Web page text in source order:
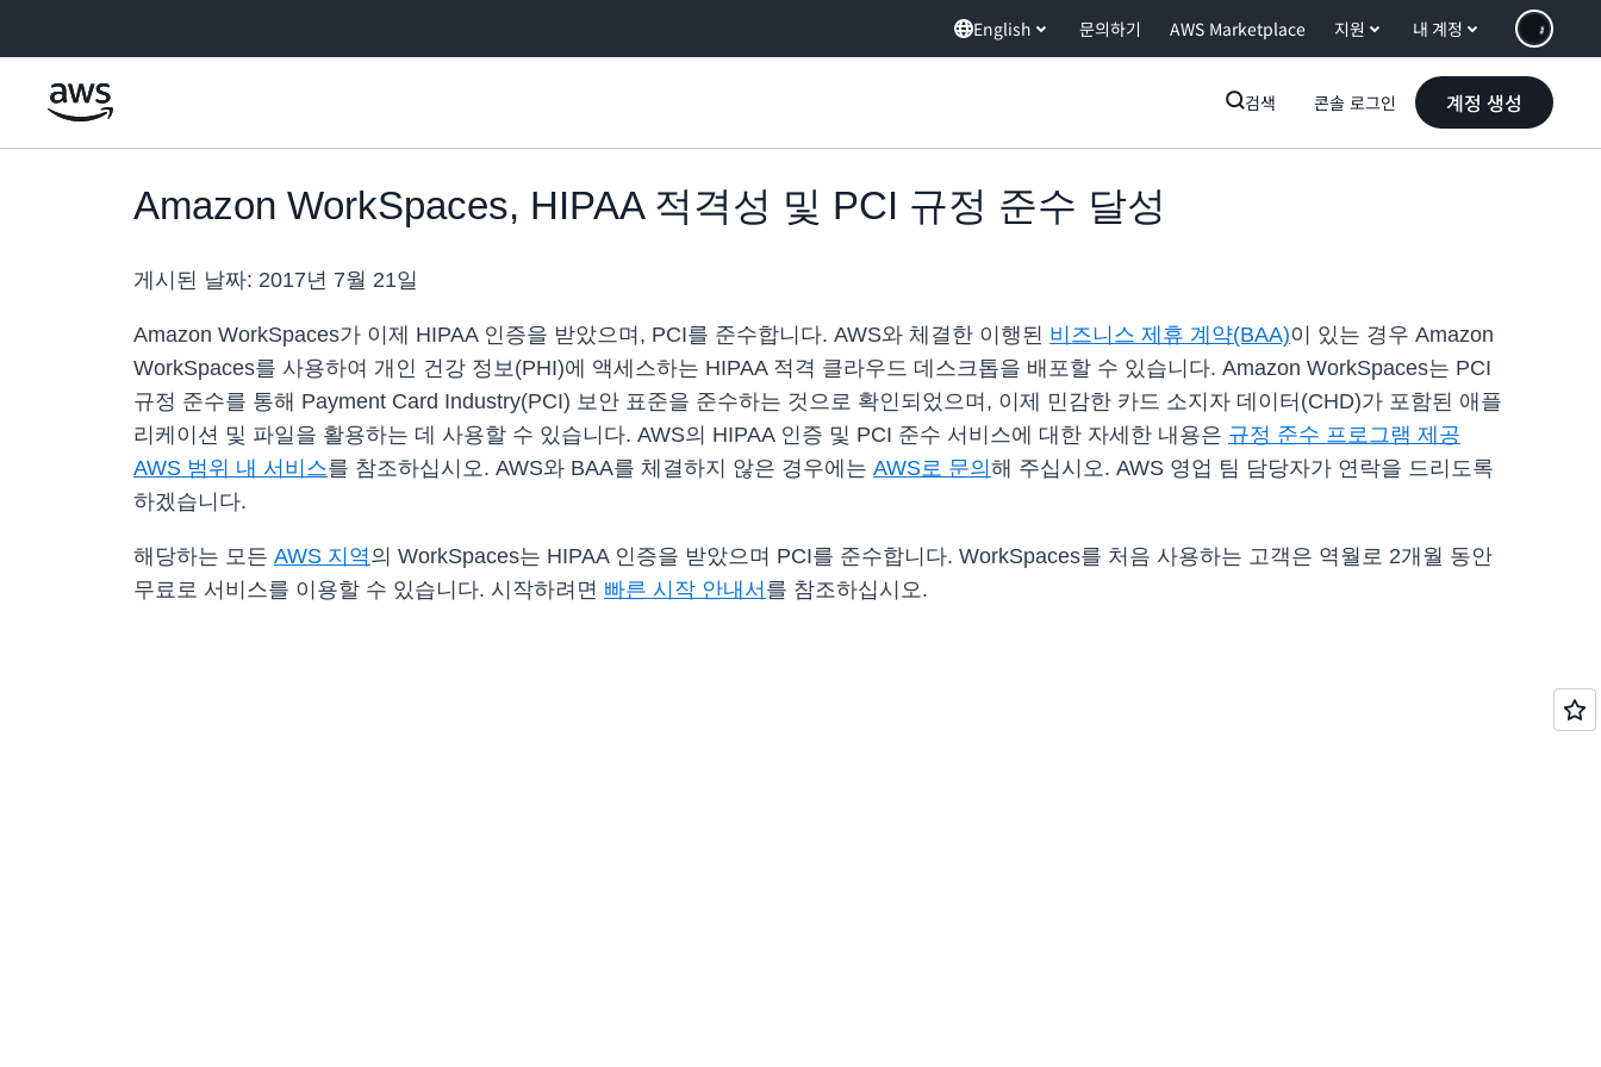
English 문의하기 AWS Marketplace 지원 내 계정
검색 콘솔 로그인 계정 생성
Amazon WorkSpaces, HIPAA 적격성 및 PCI 규정 준수 달성
게시된 날짜: 2017년 7월 21일
Amazon WorkSpaces가 이제 HIPAA 인증을 받았으며, PCI를 준수합니다. AWS와 체결한 이행된 비즈니스 제휴 계약(BAA)이 있는 경우 Amazon
WorkSpaces를 사용하여 개인 건강 정보(PHI)에 액세스하는 HIPAA 적격 클라우드 데스크톱을 배포할 수 있습니다. Amazon WorkSpaces는 PCI
규정 준수를 통해 Payment Card Industry(PCI) 보안 표준을 준수하는 것으로 확인되었으며, 이제 민감한 카드 소지자 데이터(CHD)가 포함된 애플
리케이션 및 파일을 활용하는 데 사용할 수 있습니다. AWS의 HIPAA 인증 및 PCI 준수 서비스에 대한 자세한 내용은 규정 준수 프로그램 제공
AWS 범위 내 서비스를 참조하십시오. AWS와 BAA를 체결하지 않은 경우에는 AWS로 문의 해 주십시오. AWS 영업 팀 담당자가 연락을 드리도록
하겠습니다.
해당하는 모든 AWS 지역의 WorkSpaces는 HIPAA 인증을 받았으며 PCI를 준수합니다. WorkSpaces를 처음 사용하는 고객은 역월로 2개월 동안
무료로 서비스를 이용할 수 있습니다. 시작하려면 빠른 시작 안내서 를 참조하십시오.